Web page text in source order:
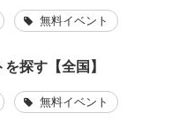
無料イベント
探す【全国】
無料イベント